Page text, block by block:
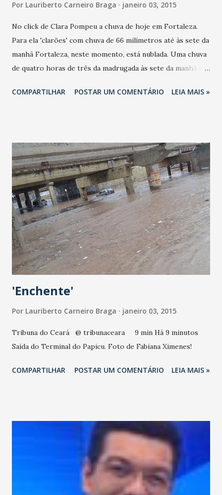
Por Lauriberto Carneiro Braga janeiro 03, 2015
No click de Clara Pompeu a chuva de hoje em Fortaleza.
Para ela 'clarões' com chuva de 66 milímetros até às sete da
manhã Fortaleza, neste momento, está nublada. Uma chuva
de quatro horas de três da madrugada às sete da manhã foi
Recursos Hídricos (Funceme) em 66 milímetros. Mas
aconteceram em: Fortaleza - 66 milímetros. Crateús - 47
mm. Maracanaú - 43 mm. Campos Sales - 41.6 mm. Nova
Russas - 38.5 mm. Maranguape - 38 mm. Pacatuba - 33 mm.
Com chuvas abaixo de 30 milímetros: Pindoretama.
Redenção. Palmácia. Guaramiranga. Guaiúba. Mauriti. Cariús.
Brejo Santo. Jati. Farias Brito. Araripe. Quiterianópolis.
Monsenhor Tabosa. Novo Oriente. Santa Quitéria. Catunda.
Tamboril. Independência. Reriutaba. Ipaporanga. ...
COMPARTILHAR POSTAR UM COMENTÁRIO LEIA MAIS »
'Enchente'
Por Lauriberto Carneiro Braga janeiro 03, 2015
Tribuna do Ceará ‏ @ tribunaceara 9 min Há 9 minutos
Saída do Terminal do Papicu. Foto de Fabiana Ximenes!
COMPARTILHAR POSTAR UM COMENTÁRIO LEIA MAIS »